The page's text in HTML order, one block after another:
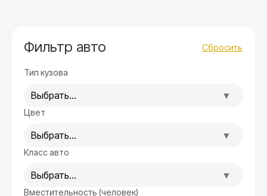
Фильтр авто
Тип кузова
Выбрать...
Цвет
Выбрать...
Класс авто
Выбрать...
Вместительность (человек)
Сбросить